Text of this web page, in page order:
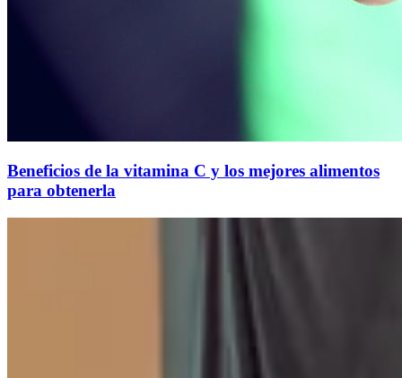
Beneficios de la vitamina C y los mejores alimentos
para obtenerla